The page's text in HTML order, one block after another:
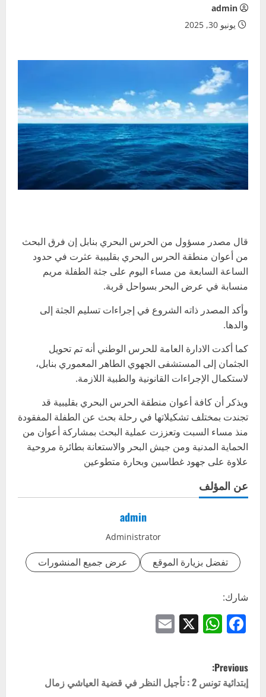
admin
يونيو 30, 2025
قال مصدر مسؤول من الحرس البحري بنابل إن فرق البحث
من أعوان منطقة الحرس البحري بقليبية عثرت في حدود
الساعة السابعة من مساء اليوم على جثة الطفلة مريم
منسابة في عرض البحر بسواحل قربة.
وأكد المصدر ذاته الشروع في إجراءات تسليم الجثة إلى
والدها.
كما أكدت الادارة العامة للحرس الوطني أنه تم تحويل
الجثمان إلى المستشفى الجهوي الطاهر المعموري بنابل،
لاستكمال الإجراءات القانونية والطبية اللازمة.
ويذكر أن كافة أعوان منطقة الحرس البحري بقليبية قد
تجندت بمختلف تشكيلاتها في رحلة بحث عن الطفلة المفقودة
منذ مساء السبت وتعززت عملية البحث بمشاركة أعوان من
الحماية المدنية ومن جيش البحر والاستعانة بطائرة مروحية
علاوة على جهود غطاسين وبحارة متطوعين
عن المؤلف
admin
Administrator
تفضل بزيارة الموقع عرض جميع المنشورات
شارك:
Facebook
WhatsApp
X
P
o
Previous:
إبتدائية تونس 2 : تأجيل النظر في قضية العياشي زمال